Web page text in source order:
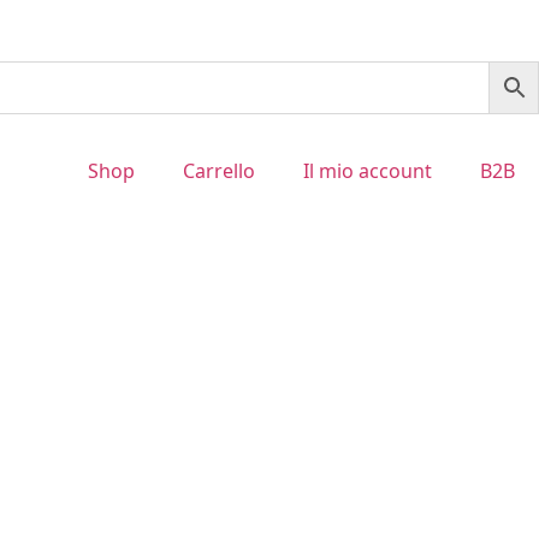
Shop Carrello Il mio account B2B